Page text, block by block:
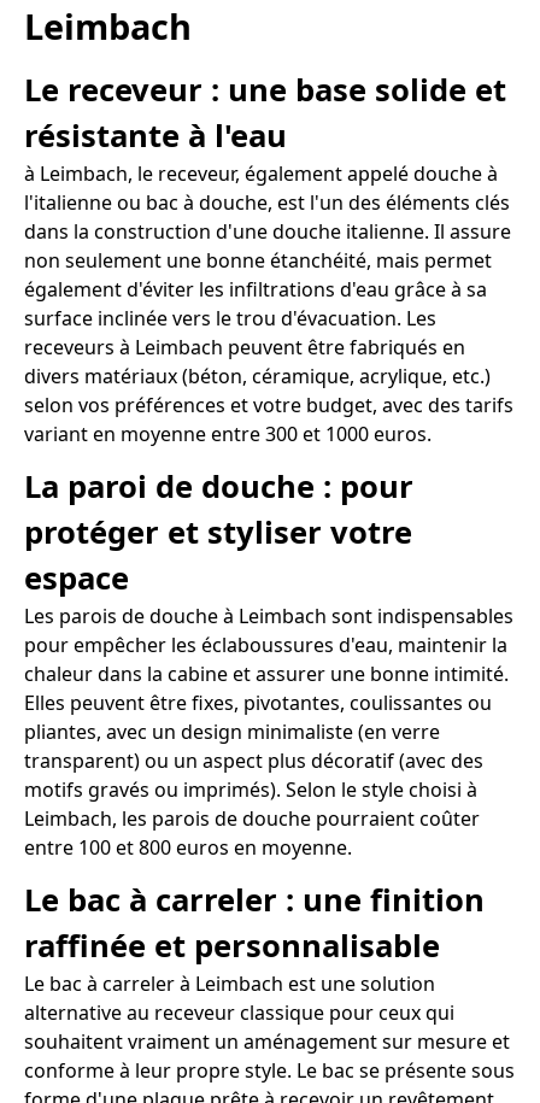
Leimbach
Le receveur : une base solide et
résistante à l'eau
à Leimbach, le receveur, également appelé douche à
l'italienne ou bac à douche, est l'un des éléments clés
dans la construction d'une douche italienne. Il assure
non seulement une bonne étanchéité, mais permet
également d'éviter les infiltrations d'eau grâce à sa
surface inclinée vers le trou d'évacuation. Les
receveurs à Leimbach peuvent être fabriqués en
divers matériaux (béton, céramique, acrylique, etc.)
selon vos préférences et votre budget, avec des tarifs
variant en moyenne entre 300 et 1000 euros.
La paroi de douche : pour
protéger et styliser votre
espace
Les parois de douche à Leimbach sont indispensables
pour empêcher les éclaboussures d'eau, maintenir la
chaleur dans la cabine et assurer une bonne intimité.
Elles peuvent être fixes, pivotantes, coulissantes ou
pliantes, avec un design minimaliste (en verre
transparent) ou un aspect plus décoratif (avec des
motifs gravés ou imprimés). Selon le style choisi à
Leimbach, les parois de douche pourraient coûter
entre 100 et 800 euros en moyenne.
Le bac à carreler : une finition
raffinée et personnalisable
Le bac à carreler à Leimbach est une solution
alternative au receveur classique pour ceux qui
souhaitent vraiment un aménagement sur mesure et
conforme à leur propre style. Le bac se présente sous